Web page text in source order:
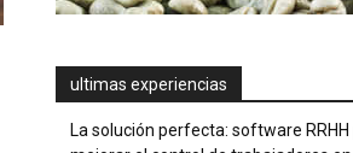
ultimas experiencias
La solución perfecta: software RRHH